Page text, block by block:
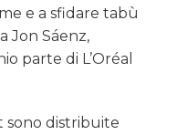
e a sfidare tabù
Jon Sáenz,
parte di L’Oréal
sono distribuite